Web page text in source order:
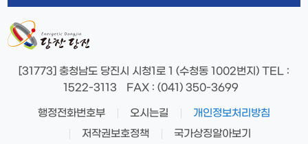
[31773] 충청남도 당진시 시청1로 1 (수청동 1002번지) TEL :
1522-3113
FAX: (041) 350-3699
행정전화번호부 오시는길
개인정보처리방침
저작권보호정책
국가상징알아보기